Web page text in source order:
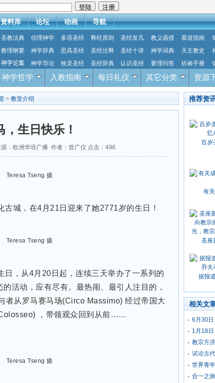
资料库 论坛 动画 导航
圣教法典 信理神学 多语圣经 释经原则 圣经发凡 教义函授 慕道指南
教理纲要 神学辞典 思高圣经 圣经注释 圣经十讲 神学词典 天主教史
神学论集 神学导论 牧灵圣经 圣经辞典 认识圣经 要理问答 祈祷手册
神学哲学 入教指南 每日礼仪 其它分类 资源
> 教堂介绍
，生日快乐！
：欧洲华语广播 作者：曾广仪 点击： 496
Teresa Tseng 摄
古城，在4月21日迎来了她2771岁的生日！
Teresa Tseng 摄
日， 从4月20日起，连续三天举办了一系列的
活动，应有尽有。最热闹、最引人注目的，
者从罗马赛马场(Circo Massimo) 经过帝国大
，带领观众回到从前……
Teresa Tseng 摄
推荐资
百岁
有
圣座
据报
相关文
6月30
1月18
教宗方
试论古
世界青
合一之